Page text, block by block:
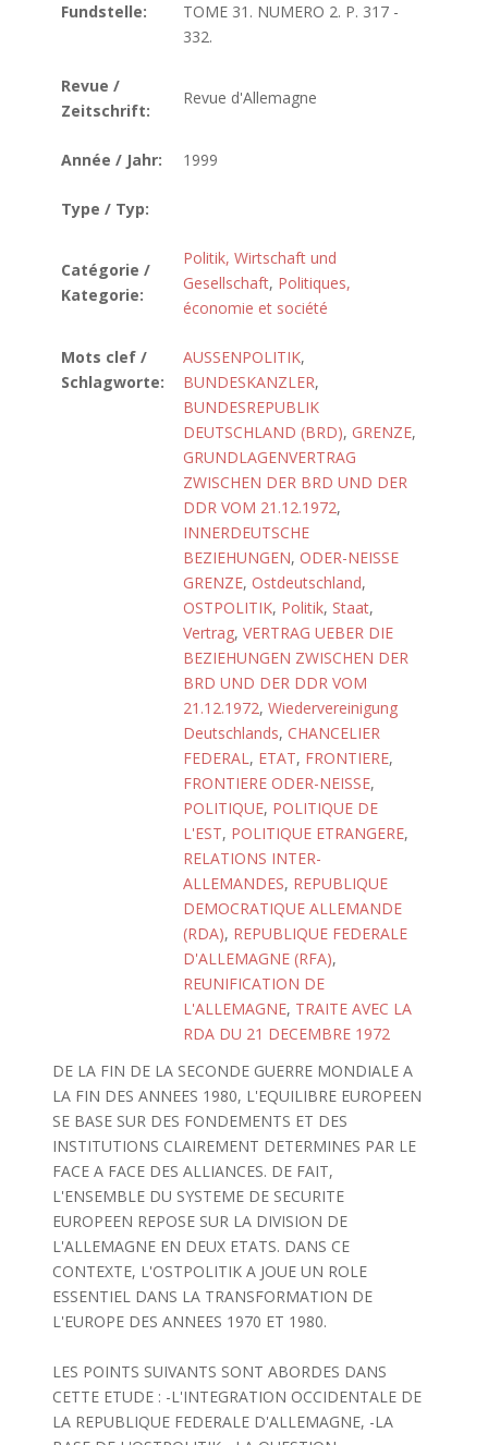
Fundstelle:
TOME 31. NUMERO 2. P. 317 -
332.
Revue /
Zeitschrift:
Revue d'Allemagne
Année / Jahr: 1999
Type / Typ:
Catégorie /
Kategorie:
Politik, Wirtschaft und
Gesellschaft, Politiques,
économie et société
Mots clef /
Schlagworte:
AUSSENPOLITIK,
BUNDESKANZLER,
BUNDESREPUBLIK
DEUTSCHLAND (BRD), GRENZE,
GRUNDLAGENVERTRAG
ZWISCHEN DER BRD UND DER
DDR VOM 21.12.1972,
INNERDEUTSCHE
BEZIEHUNGEN, ODER-NEISSE
GRENZE, Ostdeutschland,
OSTPOLITIK, Politik, Staat,
Vertrag, VERTRAG UEBER DIE
BEZIEHUNGEN ZWISCHEN DER
BRD UND DER DDR VOM
21.12.1972, Wiedervereinigung
Deutschlands, CHANCELIER
FEDERAL, ETAT, FRONTIERE,
FRONTIERE ODER-NEISSE,
POLITIQUE, POLITIQUE DE
L'EST, POLITIQUE ETRANGERE,
RELATIONS INTER-
ALLEMANDES, REPUBLIQUE
DEMOCRATIQUE ALLEMANDE
(RDA), REPUBLIQUE FEDERALE
D'ALLEMAGNE (RFA),
REUNIFICATION DE
L'ALLEMAGNE, TRAITE AVEC LA
RDA DU 21 DECEMBRE 1972
DE LA FIN DE LA SECONDE GUERRE MONDIALE A
LA FIN DES ANNEES 1980, L'EQUILIBRE EUROPEEN
SE BASE SUR DES FONDEMENTS ET DES
INSTITUTIONS CLAIREMENT DETERMINES PAR LE
FACE A FACE DES ALLIANCES. DE FAIT,
L'ENSEMBLE DU SYSTEME DE SECURITE
EUROPEEN REPOSE SUR LA DIVISION DE
L'ALLEMAGNE EN DEUX ETATS. DANS CE
CONTEXTE, L'OSTPOLITIK A JOUE UN ROLE
ESSENTIEL DANS LA TRANSFORMATION DE
L'EUROPE DES ANNEES 1970 ET 1980.
LES POINTS SUIVANTS SONT ABORDES DANS
CETTE ETUDE : -L'INTEGRATION OCCIDENTALE DE
LA REPUBLIQUE FEDERALE D'ALLEMAGNE, -LA